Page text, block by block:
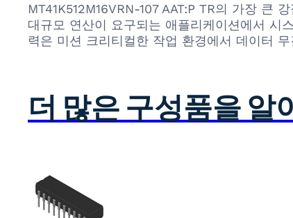
MT41K512M16VRN-107 AAT:P TR의 가장 큰
대규모 연산이 요구되는 애플리케이션에서 시
력은 미션 크리티컬한 작업 환경에서 데이터
더 많은 구성품을